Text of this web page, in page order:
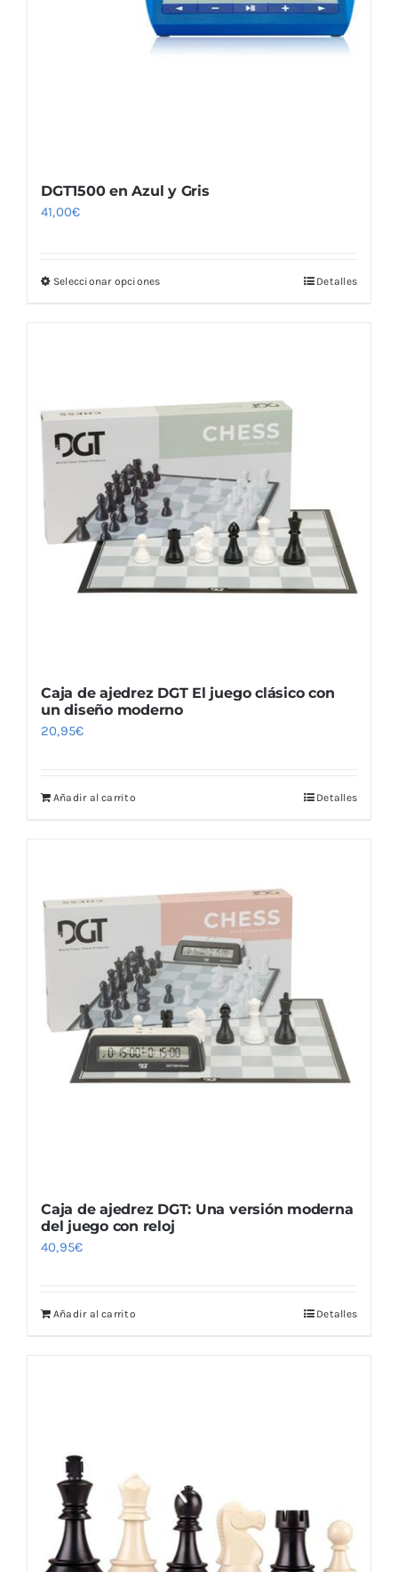
DGT1500 en Azul y Gris
41,00€
Seleccionar opcionesEste
Las
opciones
se
pueden
elegir
en
la
página
Detalles
Caja de ajedrez DGT El juego clásico con
un diseño moderno
20,95€
Añadir al carrito Detalles
Caja de ajedrez DGT: Una versión moderna
del juego con reloj
40,95€
Añadir al carrito Detalles